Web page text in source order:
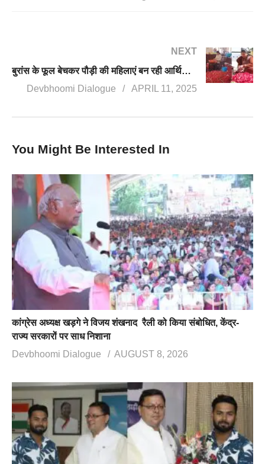
NEXT
बुरांस के फूल बेचकर पौड़ी की महिलाएं बन रही आर्थिक रूप से सशक्त, 24 कुंतल बुरांस सप्लाई किया
Devbhoomi Dialogue
APRIL 11, 2025
You Might Be Interested In
कांग्रेस अध्यक्ष खड़गे ने विजय शंखनाद रैली को किया संबोधित, केंद्र-
राज्य सरकारों पर साध निशाना
Devbhoomi Dialogue
AUGUST 8, 2026